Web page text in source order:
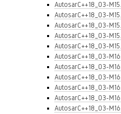
AutosarC++18_03-
AutosarC++18_03-
AutosarC++18_03-
AutosarC++18_03-
AutosarC++18_03-
AutosarC++18_03-
AutosarC++18_03-
AutosarC++18_03-
AutosarC++18_03-
AutosarC++18_03-
AutosarC++18_03-